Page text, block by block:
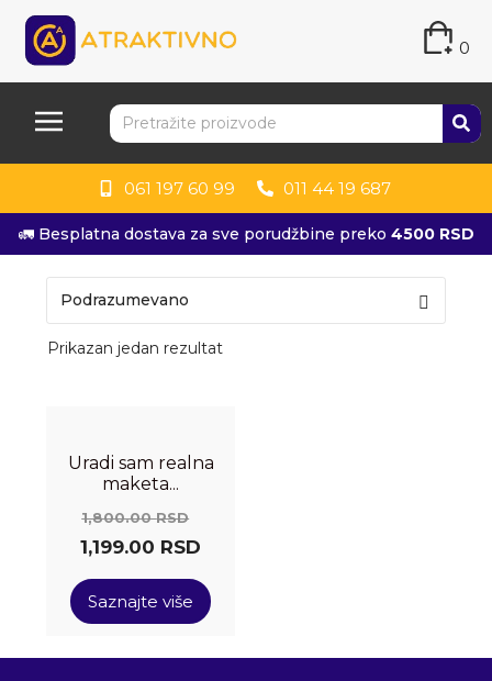
0
061 197 60 99 011 44 19 687
🚛 Besplatna dostava za sve porudžbine preko 4500 RSD
Prikazan jedan rezultat
Uradi sam realna
maketa...
1,800.00RSD
1,199.00 RSD
Saznajte više